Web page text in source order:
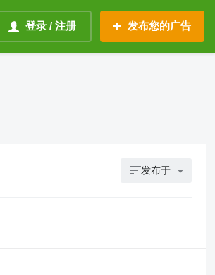
登录 / 注册 发布您的广告
发布于